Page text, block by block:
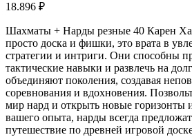
18.896 ₽
Шахматы + Нарды резные 40 Карен
просто доска и фишки, это врата в
стратегии и интриги. Они способны
тактические навыки и развлечь на
объединяют поколения, создавая
соревнования и вдохновения.
мир нард и открыть новые горизонты
вашего опыта, нарды всегда
путешествие по древней игровой